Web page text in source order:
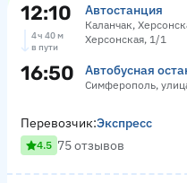
12:10 Автостанция
Каланчак,
Херсонская, 1/1
4 ч 40 м
в пути
16:50 Автобусная
Симферополь,
Перевозчик:Экспресс
4.5 75 отзывов